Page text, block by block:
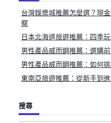
台灣娛樂城推薦怎麼選？現
察
日本北海道旅遊推薦：四季
男性產品威而鋼推薦：選購
男性產品威而鋼推薦：如何
東南亞旅遊推薦：從新手到
搜尋